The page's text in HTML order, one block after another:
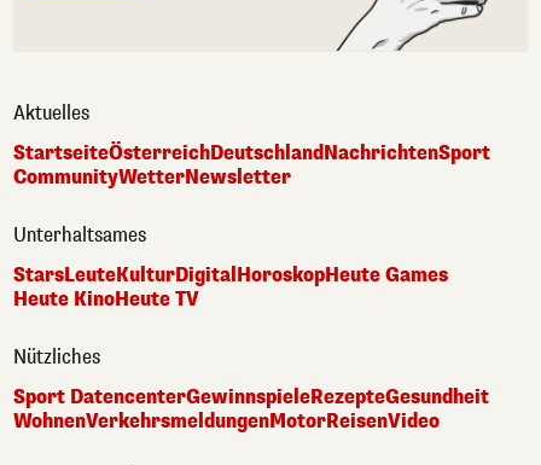
Aktuelles
StartseiteÖsterreichDeutschlandNachrichtenSport
CommunityWetterNewsletter
Unterhaltsames
StarsLeuteKulturDigital HoroskopHeute Games
Heute KinoHeute TV
Nützliches
Sport DatencenterGewinnspieleRezepteGesundheit
WohnenVerkehrsmeldungenMotorReisenVideo